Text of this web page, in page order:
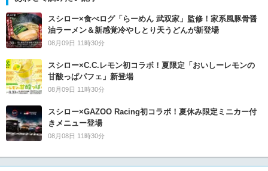
スシロー×食べログ「らーめん 武双家」監修！家系風豚骨醤
油ラーメン＆新感覚冷やしとり天うどんが新登場
08月09日 11時30分
スシロー×C.C.レモン初コラボ！夏限定「おいしーレモンの
甘酸っぱパフェ」新登場
08月09日 11時30分
スシロー×GAZOO Racing初コラボ！夏休み限定ミニカー付
きメニュー登場
08月08日 11時30分